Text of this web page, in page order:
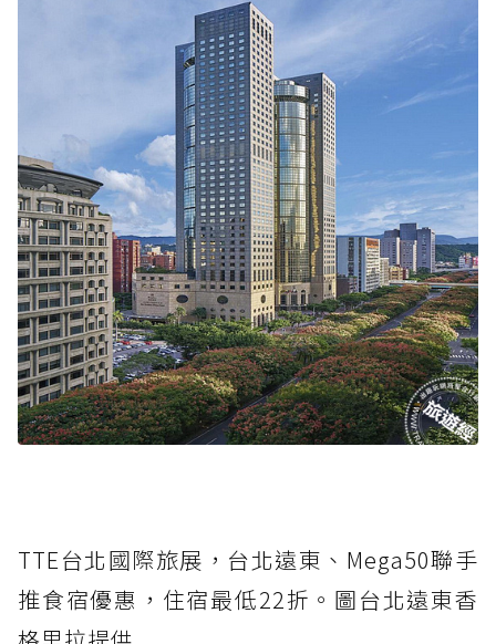
TTE台北國際旅展，台北遠東、Mega50聯手
推食宿優惠，住宿最低22折。圖台北遠東香